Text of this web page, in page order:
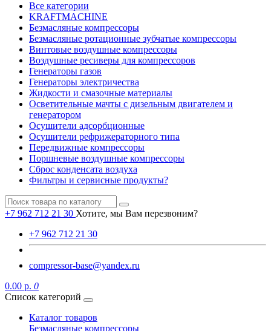
Все категории
KRAFTMACHINE
Безмасляные компрессоры
Безмасляные ротационные зубчатые компрессоры
Винтовые воздушные компрессоры
Воздушные ресиверы для компрессоров
Генераторы газов
Генераторы электричества
Жидкости и смазочные материалы
Осветительные мачты с дизельным двигателем и
генератором
Осушители адсорбционные
Осушители рефрижераторного типа
Передвижные компрессоры
Поршневые воздушные компрессоры
Сброс конденсата воздуха
Фильтры и сервисные продукты?
+7 962 712 21 30 Хотите, мы Вам перезвоним?
+7 962 712 21 30
compressor-base@yandex.ru
0.00 р. 0
Список категорий
Каталог товаров
Безмасляные компрессоры